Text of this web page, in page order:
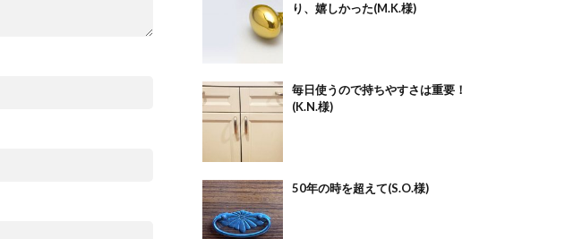
り、嬉しかった(M.K.様)
毎日使うので持ちやすさは重要！
(K.N.様)
50年の時を超えて(S.O.様)